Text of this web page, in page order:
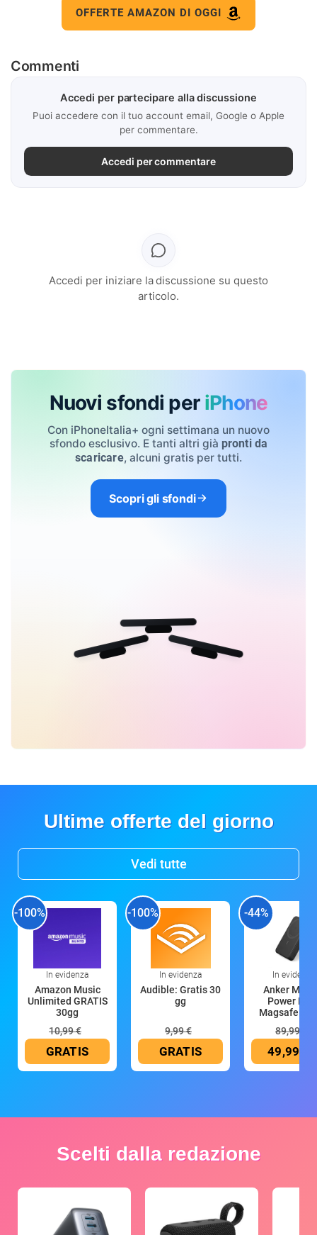
OFFERTE AMAZON DI OGGI
Commenti
Accedi per partecipare alla discussione
Puoi accedere con il tuo account email, Google o Apple
per commentare.
Accedi per commentare
Accedi per iniziare la discussione su questo
articolo.
Nuovi sfondi per iPhone
Con iPhoneItalia+ ogni settimana un nuovo
sfondo esclusivo. E tanti altri già pronti da
scaricare, alcuni gratis per tutti.
Scopri gli sfondi
Ultime offerte del giorno
Vedi tutte
-100%
In evidenza
Amazon Music
Unlimited GRATIS
30gg
10,99 €
GRATIS
-100%
In evidenza
Audible: Gratis 30
gg
9,99 €
GRATIS
-44%
In evidenza
Anker
Power
Magsafe
89,99 €
49,99 €
Scelti dalla redazione